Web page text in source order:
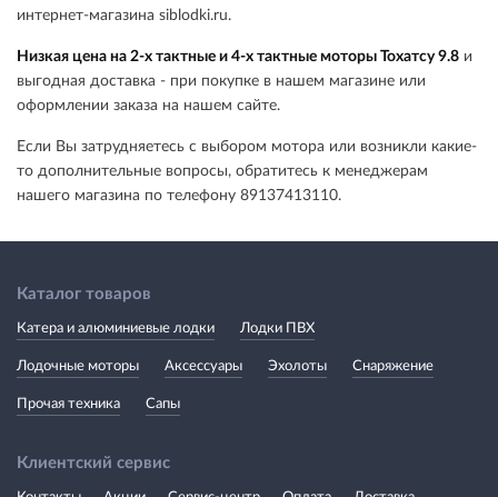
интернет-магазина siblodki.ru.
Низкая цена на 2-х тактные и 4-х тактные моторы Тохатсу 9.8 и
выгодная доставка - при покупке в нашем магазине или
оформлении заказа на нашем сайте.
Если Вы затрудняетесь с выбором мотора или возникли какие-
то дополнительные вопросы, обратитесь к менеджерам
нашего магазина по телефону 89137413110.
Каталог товаров
Катера и алюминиевые лодки Лодки ПВХ
Лодочные моторы Аксессуары Эхолоты Снаряжение
Прочая техника Сапы
Клиентский сервис